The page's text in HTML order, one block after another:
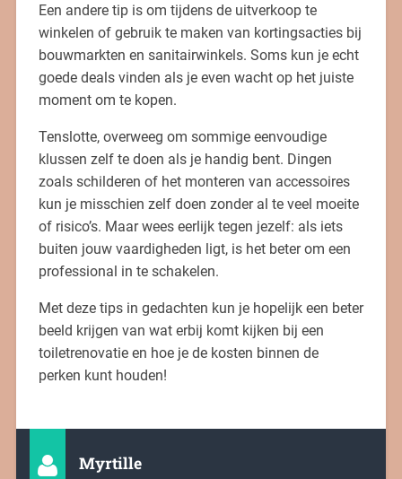
Een andere tip is om tijdens de uitverkoop te
winkelen of gebruik te maken van kortingsacties bij
bouwmarkten en sanitairwinkels. Soms kun je echt
goede deals vinden als je even wacht op het juiste
moment om te kopen.
Tenslotte, overweeg om sommige eenvoudige
klussen zelf te doen als je handig bent. Dingen
zoals schilderen of het monteren van accessoires
kun je misschien zelf doen zonder al te veel moeite
of risico’s. Maar wees eerlijk tegen jezelf: als iets
buiten jouw vaardigheden ligt, is het beter om een
professional in te schakelen.
Met deze tips in gedachten kun je hopelijk een beter
beeld krijgen van wat erbij komt kijken bij een
toiletrenovatie en hoe je de kosten binnen de
perken kunt houden!
Myrtille